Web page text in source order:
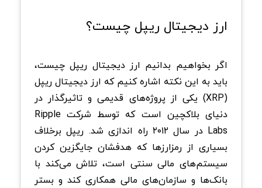
ارز دیجیتال ریپل چیست؟
اگر بخواهیم بدانیم ارز دیجیتال ریپل چیست،
باید به این نکته اشاره کنیم که ارز دیجیتال ریپل
(
XRP) یکی از پروژه‌های قدیمی و تاثیرگذار در
دنیای بلاکچین است که توسط شرکت Ripple
Labs
در سال ۲۰۱۲ راه‌ اندازی شد. ریپل برخلاف
بسیاری از رمزارزها که هدفشان جایگزین کردن
سیستم‌های مالی سنتی است، تلاش می‌کند با
بانک‌ها و سازمان‌های مالی همکاری کند و بستر